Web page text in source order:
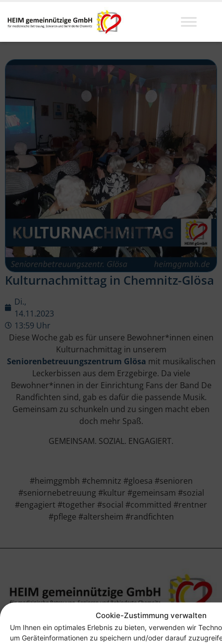
Cookie-Zustimmung verwalten
Um Ihnen ein optimales Erlebnis zu bieten, verwenden wir
um Geräteinformationen zu speichern und/oder darauf
Kulturnachmittag in Chemnitz-Glösa
Di.,
14.11.2023
13:59 Uhr
Diese Woche gab es für unsere Bewohner*innen einen
Kulturnachmittag in unserem
Seniorenbetreuungszentrum Glösa mit musikalischen
Leckerbissen aus dem Erzgebirge. Da viele
Bewohner*innen in der Einrichtung Fans der Band De
Randfichten sind, gab es dafür die passende Musik.
Gemeinsam zu schunkeln und zu singen macht eben
doch mehr Spaß.
GEMEINSAM. SOZIAL. ENGAGIERT.
#heimggmbh #chemnitz #gloesa #senioren
#seniornebetreuung #kultur #gemeinsam #sozial
#engagiert #together #social #committed #rentner
#pflege #altersheim #randfichten
Anschrift